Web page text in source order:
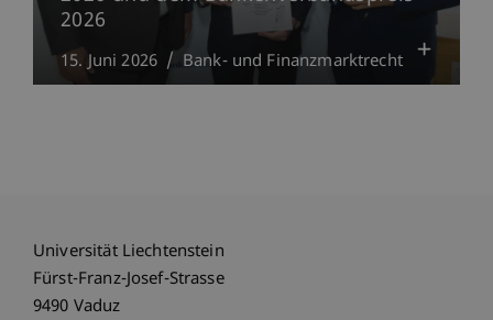
2026
15. Juni 2026 Bank- und Finanzmarktrecht
Universität Liechtenstein
Fürst-Franz-Josef-Strasse
9490 Vaduz